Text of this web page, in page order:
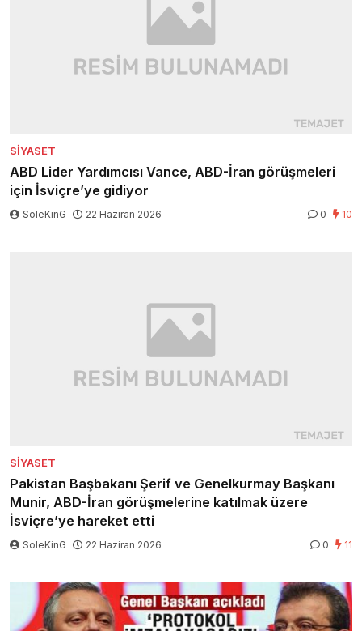
SIYASET
ABD Lider Yardımcısı Vance, ABD-İran görüşmeleri
için İsviçre’ye gidiyor
SoleKinG 22 Haziran 2026 0 10
SIYASET
Pakistan Başbakanı Şerif ve Genelkurmay Başkanı
Munir, ABD-İran görüşmelerine katılmak üzere
İsviçre’ye hareket etti
SoleKinG 22 Haziran 2026 0 11